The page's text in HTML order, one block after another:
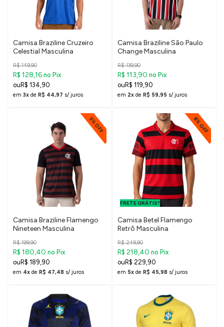
Camisa Braziline Cruzeiro
Celestial Masculina
R$ 149,90
R$ 128,16 no Pix
R$ 134,90
em 3x de R$ 44,97 s/ juros
Camisa Braziline São Paulo
Change Masculina
R$ 139,90
R$ 113,90 no Pix
R$ 119,90
em 2x de R$ 59,95 s/ juros
5% OFF
Camisa Braziline Flamengo
Nineteen Masculina
R$ 199,90
R$ 180,40 no Pix
R$ 189,90
em 4x de R$ 47,48 s/ juros
8% OFF
FRETE GRÁTIS*
FRETE GRÁTIS
PARA O DF E
SUDESTE
Camisa Betel Flamengo
Retrô Masculina
R$ 249,90
R$ 218,40 no Pix
R$ 229,90
em 5x de R$ 45,98 s/ juros